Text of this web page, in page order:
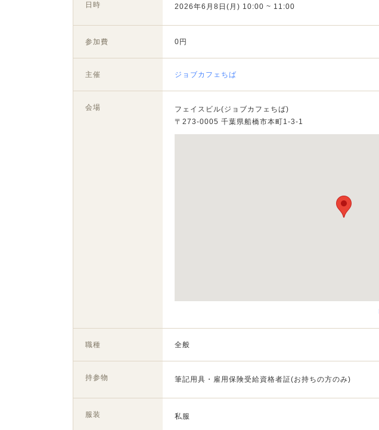
日時 2026年6月8日(月) 10:00 ~ 11:00
参加費 0円
主催 ジョブカフェちば
会場
フェイスビル(ジョブカフェちば)
〒273-0005 千葉県船橋市本町1-3-1
職種 全般
持参物 筆記用具・雇用保険受給資格者証(お持ちの方のみ)
服装 私服